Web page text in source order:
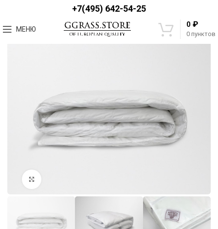
+7(495) 642-54-25
МЕНЮ
0 пунктов
0 ₽